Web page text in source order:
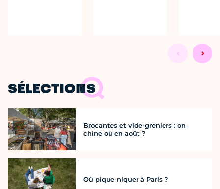
SÉLECTIONS
Brocantes et vide-greniers : on
chine où en août ?
Où pique-niquer à Paris ?